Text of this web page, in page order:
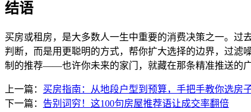
结语
买房或租房，是大多数人一生中重要的消费决策之一。过
判断，而是用更聪明的方式，帮你扩大选择的边界，过滤
制的推荐——也许你未来的家门，就藏在那条精准推送的广
上一篇： 买房指南：从地段户型到预算，手把手教你选房
下一篇： 告别词穷！这100句房屋推荐语让成交率翻倍